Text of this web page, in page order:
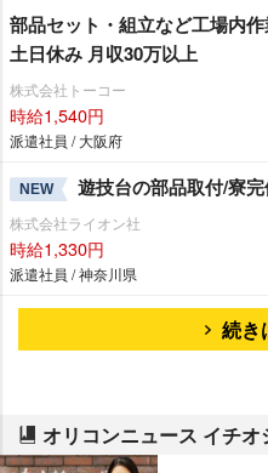
部品セット・組立など工場内
土日休み 月収30万以上
株式会社トーコー
時給1,540円
派遣社員 / 大阪府
NEW 遊技台の部品取付/寮
株式会社ライオン社
時給1,330円
派遣社員 / 神奈川県
続き
オリコンニュース イチオ